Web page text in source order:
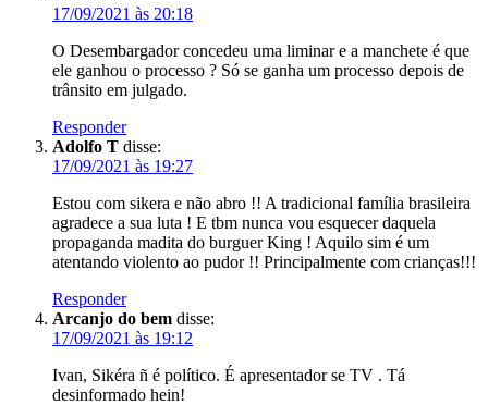
17/09/2021 às 20:18
O Desembargador concedeu uma liminar e a manchete é que
ele ganhou o processo ? Só se ganha um processo depois de
trânsito em julgado.
Responder
Adolfo T disse:
17/09/2021 às 19:27
Estou com sikera e não abro !! A tradicional família brasileira
agradece a sua luta ! E tbm nunca vou esquecer daquela
propaganda madita do burguer King ! Aquilo sim é um
atentando violento ao pudor !! Principalmente com crianças!!!
Responder
Arcanjo do bem disse:
17/09/2021 às 19:12
Ivan, Sikéra ñ é político. É apresentador se TV . Tá
desinformado hein!